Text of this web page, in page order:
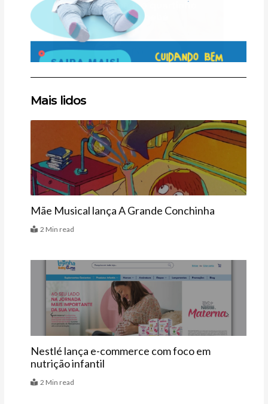
aqui
aqui
aqui
Mais lidos
Mãe Musical lança A Grande Conchinha
2 Min read
Últimas
Nestlé lança e-commerce com foco em
nutrição infantil
2 Min read